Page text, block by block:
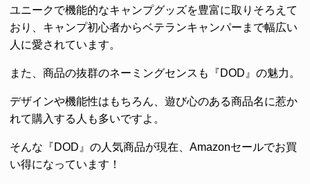
ユニークで機能的なキャンプグッズを豊富に取りそろえて
おり、キャンプ初心者からベテランキャンパーまで幅広い
人に愛されています。
また、商品の抜群のネーミングセンスも『DOD』の魅力。
デザインや機能性はもちろん、遊び心のある商品名に惹か
れて購入する人も多いですよ。
そんな『DOD』の人気商品が現在、Amazonセールでお買
い得になっています！